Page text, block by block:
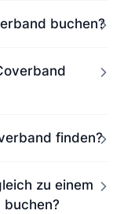
buchen?
finden?
zu einem
buchen?